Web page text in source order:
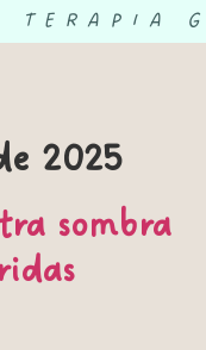
TERAPIA
2025
sombra